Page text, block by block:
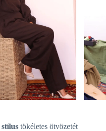
stílus tökéletes ötvözetét